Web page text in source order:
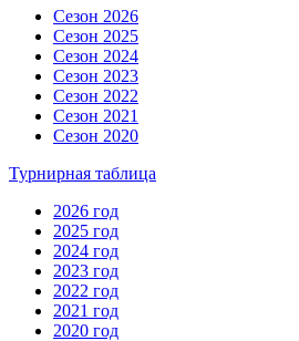
Сезон 2026
Сезон 2025
Сезон 2024
Сезон 2023
Сезон 2022
Сезон 2021
Сезон 2020
Турнирная таблица
2026 год
2025 год
2024 год
2023 год
2022 год
2021 год
2020 год